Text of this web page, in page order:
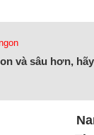
và sâu hơn,